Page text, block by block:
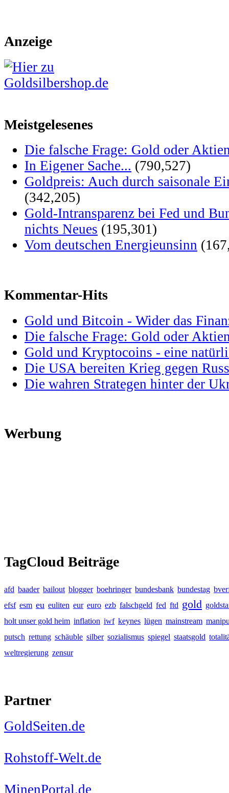
Anzeige
Meistgelesenes
Die falsche Frage: Gold oder
In Eigener Sache... (790,527)
Goldpreis: Auch durch saisonale
(342,205)
Gold-Intransparenz bei Fed und
nichts Neues (195,301)
Vom deutschen Energieunsinn
Kommentar-Hits
Gold und Bitcoin - Wider das
Die falsche Frage: Gold oder
Gold und Kryptocoins - eine
Die USA bereiten Krieg gegen
Die wahren Strategen hinter der
Werbung
TagCloud Beiträge
afd baader bailout blogger boehringer bundesbank bundestag
efsf esm eu euliten eur euro ezb falschgeld fed ftd gold
holt unser gold heim inflation iwf keynes lügen mainstream
putsch rettung schäuble silber sozialismus spiegel staatsgold
weltregierung zensur
Partner
GoldSeiten.de
Rohstoff-Welt.de
MinenPortal.de